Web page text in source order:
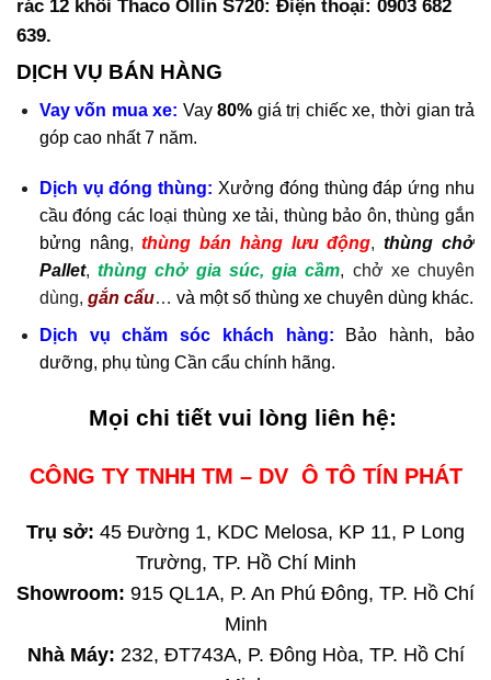
rác 12 khối Thaco Ollin S720: Điện thoại: 0903 682
639.
DỊCH VỤ BÁN HÀNG
Vay vốn mua xe: Vay80% giá trị chiếc xe, thời gian trả
góp cao nhất 7 năm.
Dịch vụ đóng thùng: Xưởng đóng thùng đáp ứng nhu
cầu đóng các loại thùng xe tải, thùng bảo ôn, thùng gắn
bửng nâng,thùng bán hàng lưu động,thùng chở
Pallet,thùng chở gia súc, gia cầm, chở xe chuyên
dùng, gắn cẩu… và một số thùng xe chuyên dùng khác.
Dịch vụ chăm sóc khách hàng: Bảo hành, bảo
dưỡng, phụ tùng Cần cẩu chính hãng.
Mọi chi tiết vui lòng liên hệ:
CÔNG TY TNHH TM – DV Ô TÔ TÍN PHÁT
Trụ sở: 45 Đường 1, KDC Melosa, KP 11, P Long
Trường, TP. Hồ Chí Minh
Showroom: 915 QL1A, P. An Phú Đông, TP. Hồ Chí
Minh
Nhà Máy: 232, ĐT743A, P. Đông Hòa, TP. Hồ Chí